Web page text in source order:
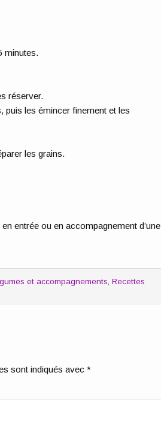
minutes.
réserver.
puis les émincer finement et les
les grains.
entrée ou en accompagnement d’une
et accompagnements Recettes
sont indiqués avec*